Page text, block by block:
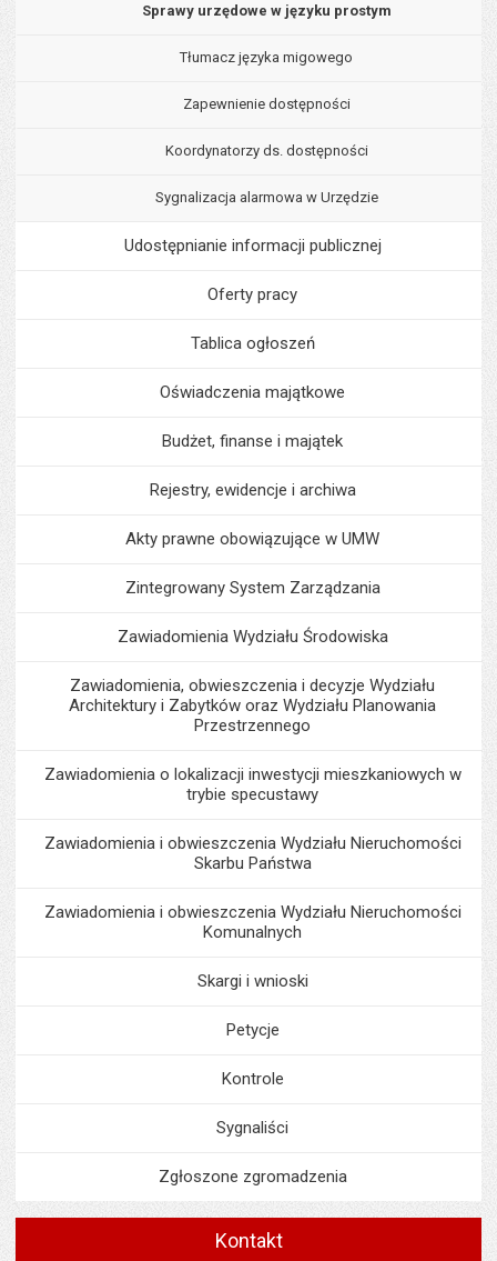
Sprawy urzędowe w języku prostym
Tłumacz języka migowego
Zapewnienie dostępności
Koordynatorzy ds. dostępności
Sygnalizacja alarmowa w Urzędzie
Udostępnianie informacji publicznej
Oferty pracy
Tablica ogłoszeń
Oświadczenia majątkowe
Budżet, finanse i majątek
Rejestry, ewidencje i archiwa
Akty prawne obowiązujące w UMW
Zintegrowany System Zarządzania
Zawiadomienia Wydziału Środowiska
Zawiadomienia, obwieszczenia i decyzje Wydziału
Architektury i Zabytków oraz Wydziału Planowania
Przestrzennego
Zawiadomienia o lokalizacji inwestycji mieszkaniowych w
trybie specustawy
Zawiadomienia i obwieszczenia Wydziału Nieruchomości
Skarbu Państwa
Zawiadomienia i obwieszczenia Wydziału Nieruchomości
Komunalnych
Skargi i wnioski
Petycje
Kontrole
Sygnaliści
Zgłoszone zgromadzenia
Kontakt